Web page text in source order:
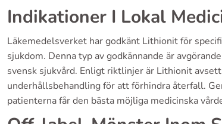
Indikationer I Lokal
Läkemedelsverket har godkänt Lithionit för
sjukdom. Denna typ av godkännande är
svensk sjukvård. Enligt riktlinjer är Lithionit
underhållsbehandling för att förhindra återfall.
patienterna får den bästa möjliga medicinska